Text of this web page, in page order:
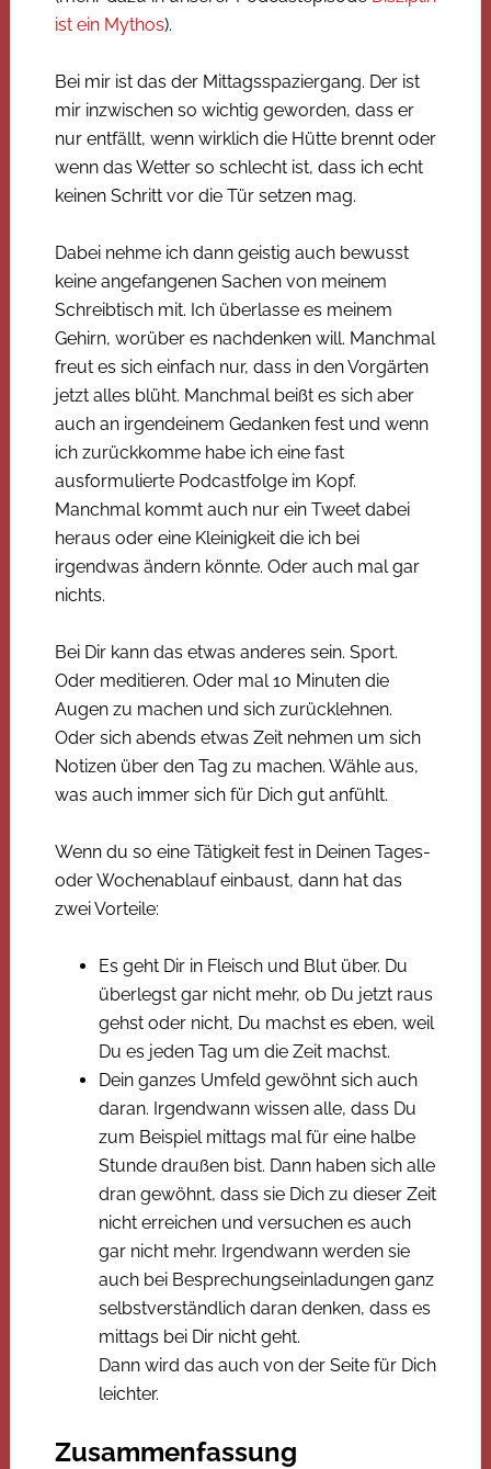
ist ein Mythos).
Bei mir ist das der Mittagsspaziergang. Der ist
mir inzwischen so wichtig geworden, dass er
nur entfällt, wenn wirklich die Hütte brennt oder
wenn das Wetter so schlecht ist, dass ich echt
keinen Schritt vor die Tür setzen mag.
Dabei nehme ich dann geistig auch bewusst
keine angefangenen Sachen von meinem
Schreibtisch mit. Ich überlasse es meinem
Gehirn, worüber es nachdenken will. Manchmal
freut es sich einfach nur, dass in den Vorgärten
jetzt alles blüht. Manchmal beißt es sich aber
auch an irgendeinem Gedanken fest und wenn
ich zurückkomme habe ich eine fast
ausformulierte Podcastfolge im Kopf.
Manchmal kommt auch nur ein Tweet dabei
heraus oder eine Kleinigkeit die ich bei
irgendwas ändern könnte. Oder auch mal gar
nichts.
Bei Dir kann das etwas anderes sein. Sport.
Oder meditieren. Oder mal 10 Minuten die
Augen zu machen und sich zurücklehnen.
Oder sich abends etwas Zeit nehmen um sich
Notizen über den Tag zu machen. Wähle aus,
was auch immer sich für Dich gut anfühlt.
Wenn du so eine Tätigkeit fest in Deinen Tages-
oder Wochenablauf einbaust, dann hat das
zwei Vorteile:
Es geht Dir in Fleisch und Blut über. Du
überlegst gar nicht mehr, ob Du jetzt raus
gehst oder nicht, Du machst es eben, weil
Du es jeden Tag um die Zeit machst.
Dein ganzes Umfeld gewöhnt sich auch
daran. Irgendwann wissen alle, dass Du
zum Beispiel mittags mal für eine halbe
Stunde draußen bist. Dann haben sich alle
dran gewöhnt, dass sie Dich zu dieser Zeit
nicht erreichen und versuchen es auch
gar nicht mehr. Irgendwann werden sie
auch bei Besprechungseinladungen ganz
selbstverständlich daran denken, dass es
mittags bei Dir nicht geht.
Dann wird das auch von der Seite für Dich
leichter.
Zusammenfassung